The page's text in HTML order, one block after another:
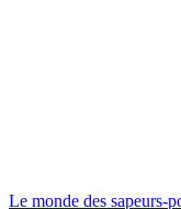
Le monde des sapeurs-